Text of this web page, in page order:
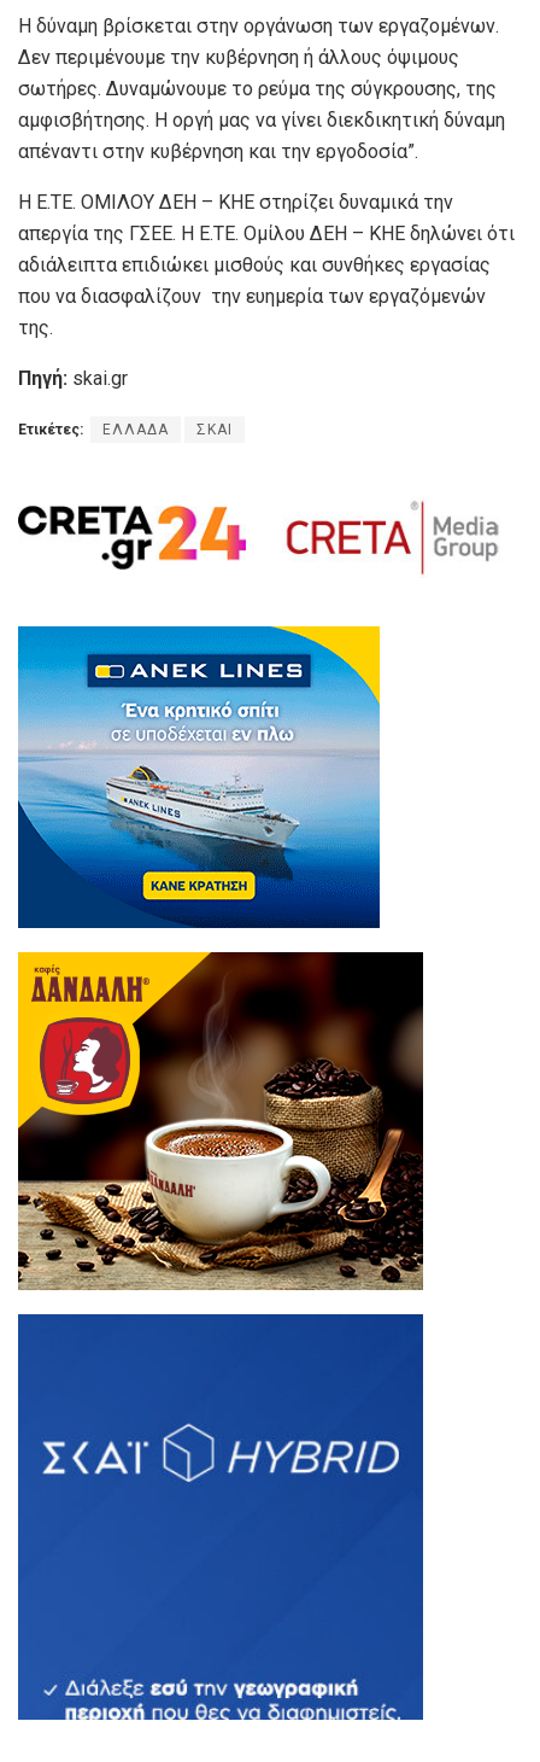
Η δύναμη βρίσκεται στην οργάνωση των εργαζομένων.
Δεν περιμένουμε την κυβέρνηση ή άλλους όψιμους
σωτήρες. Δυναμώνουμε το ρεύμα της σύγκρουσης, της
αμφισβήτησης. Η οργή μας να γίνει διεκδικητική δύναμη
απέναντι στην κυβέρνηση και την εργοδοσία”.
Η Ε.ΤΕ. ΟΜΙΛΟΥ ΔΕΗ – ΚΗΕ στηρίζει δυναμικά την
απεργία της ΓΣΕΕ. Η Ε.ΤΕ. Ομίλου ΔΕΗ – ΚΗΕ δηλώνει ότι
αδιάλειπτα επιδιώκει μισθούς και συνθήκες εργασίας
που να διασφαλίζουν την ευημερία των εργαζόμενών
της.
Πηγή: skai.gr
Ετικέτες: ΕΛΛΑΔΑ ΣΚΑΙ